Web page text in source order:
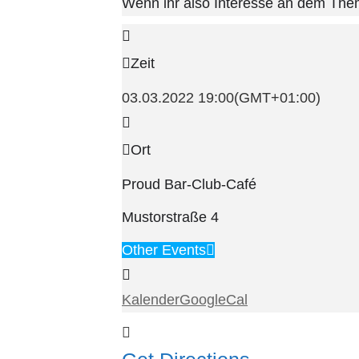
Wenn ihr also Interesse an dem
Zeit
03.03.2022 19:00(GMT+01:00)
Ort
Proud Bar-Club-Café
Mustorstraße 4
Other Events
KalenderGoogleCal